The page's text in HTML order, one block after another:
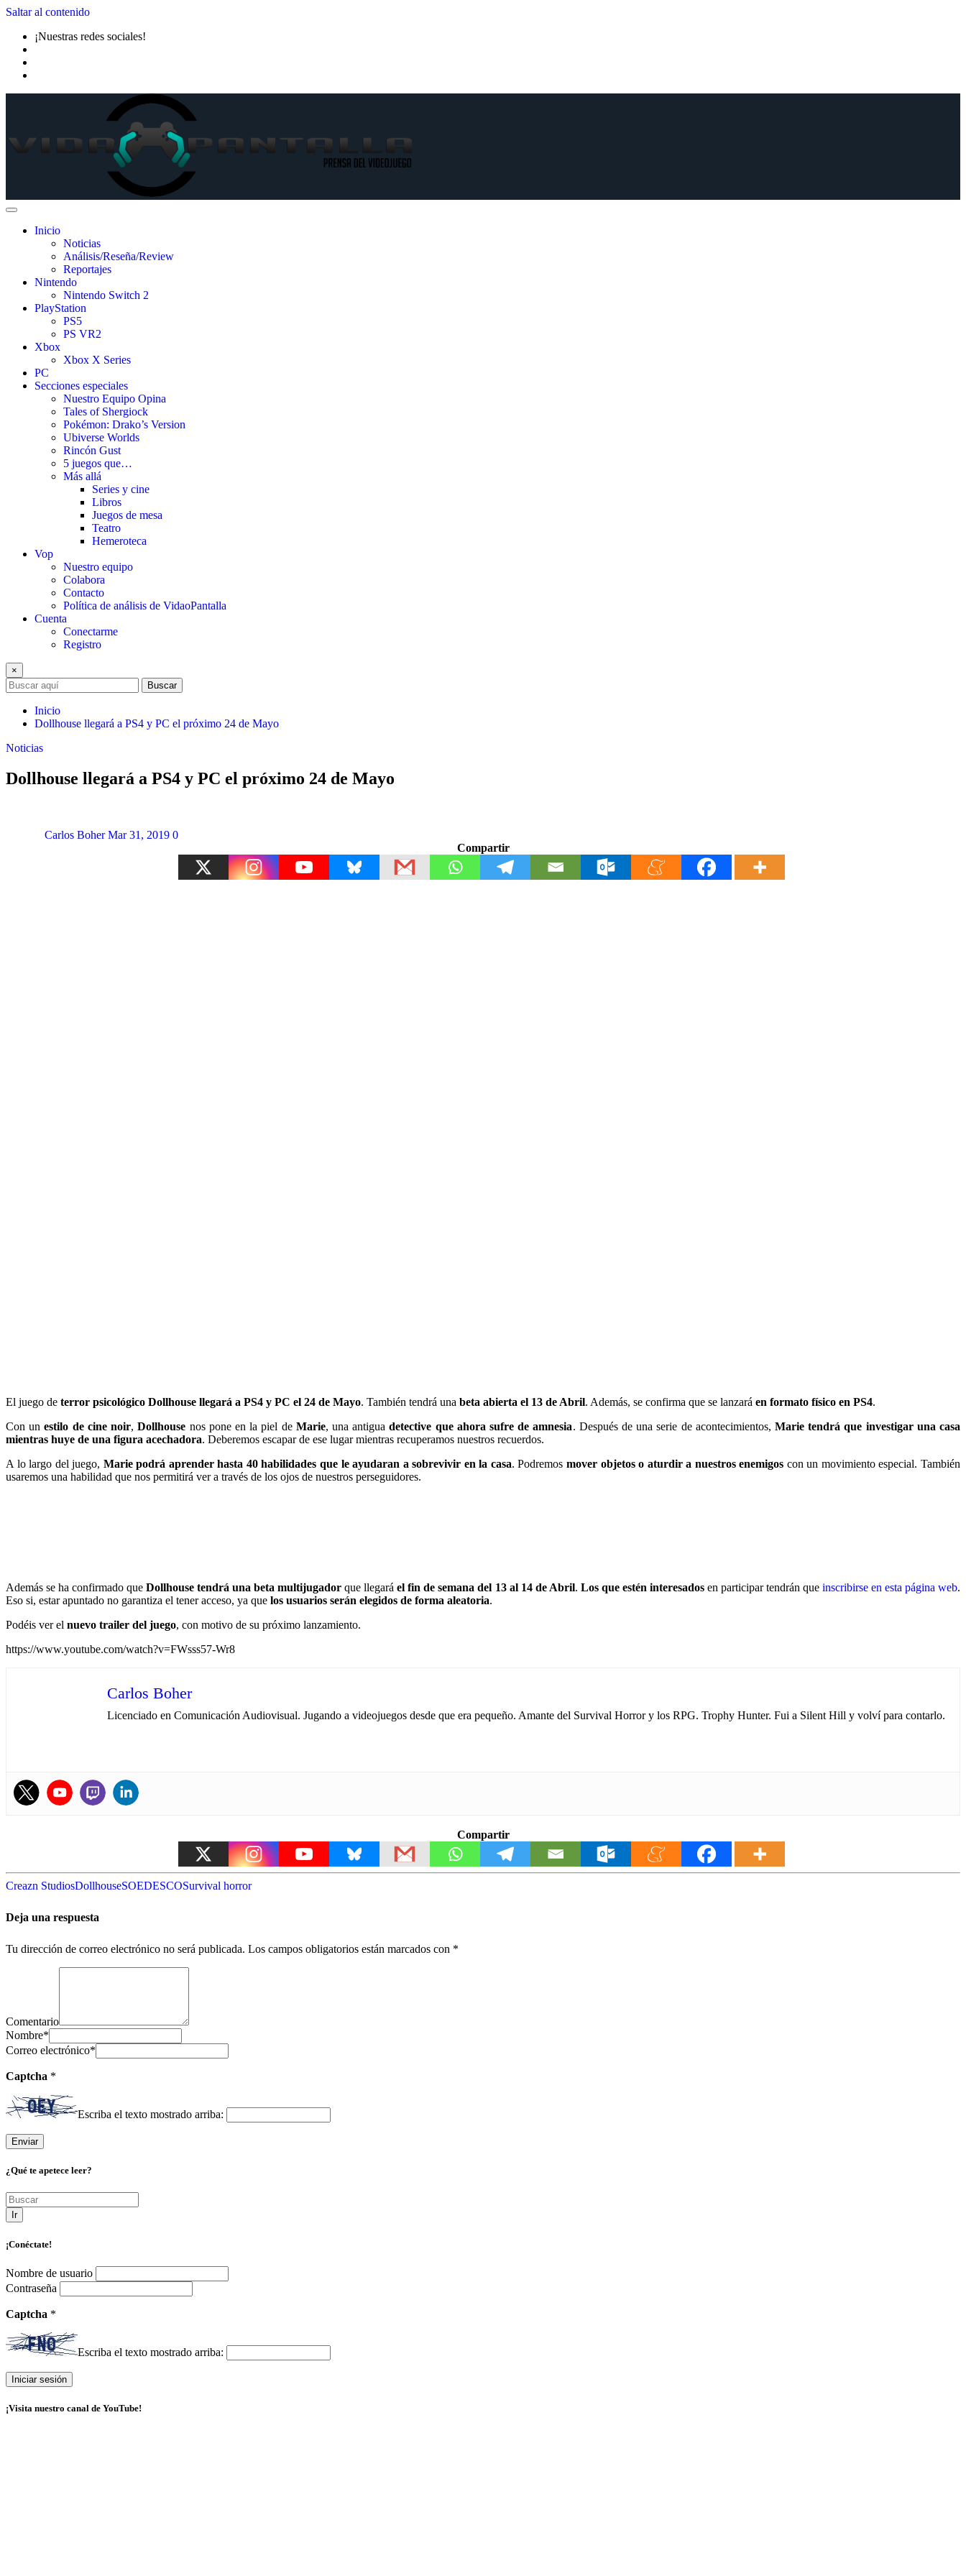
Saltar al contenido
¡Nuestras redes sociales!
Inicio
Noticias
Análisis/Reseña/Review
Reportajes
Nintendo
Nintendo Switch 2
PlayStation
PS5
PS VR2
Xbox
Xbox X Series
PC
Secciones especiales
Nuestro Equipo Opina
Tales of Shergiock
Pokémon: Drako’s Version
Ubiverse Worlds
Rincón Gust
5 juegos que…
Más allá
Series y cine
Libros
Juegos de mesa
Teatro
Hemeroteca
Vop
Nuestro equipo
Colabora
Contacto
Política de análisis de VidaoPantalla
Cuenta
Conectarme
Registro
×
Buscar
Inicio
Dollhouse llegará a PS4 y PC el próximo 24 de Mayo
Noticias
Dollhouse llegará a PS4 y PC el próximo 24 de Mayo
Carlos Boher Mar 31, 2019 0
Compartir
El juego de terror psicológico Dollhouse llegará a PS4 y PC el 24 de Mayo. También tendrá una beta abierta el 13 de Abril. Además, se confirma que se lanzará en formato físico en PS4.
Con unestilo de cine noir,Dollhouse nos pone en la piel de Marie, una antiguadetective que ahora sufre de amnesia. Después de una serie de acontecimientos, Marie tendrá que investigar una casa
mientras huye de una figura acechadora. Deberemos escapar de ese lugar mientras recuperamos nuestros recuerdos.
A lo largo del juego, Marie podrá aprender hasta 40 habilidades que le ayudaran a sobrevivir en la casa. Podremos mover objetos o aturdir a nuestros enemigos con un movimiento especial. También
usaremos una habilidad que nos permitirá ver a través de los ojos de nuestros perseguidores.
Además se ha confirmado queDollhouse tendrá una beta multijugador que llegaráel fin de semana del 13 al 14 de Abril. Los que estén interesadosen participar tendrán que inscribirse en esta página web.
Eso si, estar apuntado no garantiza el tener acceso, ya que los usuarios serán elegidos de forma aleatoria.
Podéis ver el nuevo trailer del juego, con motivo de su próximo lanzamiento.
https://www.youtube.com/watch?v=FWsss57-Wr8
Carlos Boher
Licenciado en Comunicación Audiovisual. Jugando a videojuegos desde que era pequeño. Amante del Survival Horror y los RPG. Trophy Hunter. Fui a Silent Hill y volví para contarlo.
Compartir
Creazn StudiosDollhouseSOEDESCOSurvival horror
Deja una respuesta
Tu dirección de correo electrónico no será publicada. Los campos obligatorios están marcados con *
Comentario
Nombre*
Correo electrónico*
Captcha *
Escriba el texto mostrado arriba:
¿Qué te apetece leer?
Ir
¡Conéctate!
Nombre de usuario
Contraseña
Captcha *
Escriba el texto mostrado arriba:
¡Visita nuestro canal de YouTube!